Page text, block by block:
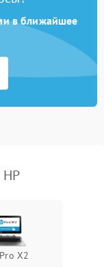
в ближайшее
X2